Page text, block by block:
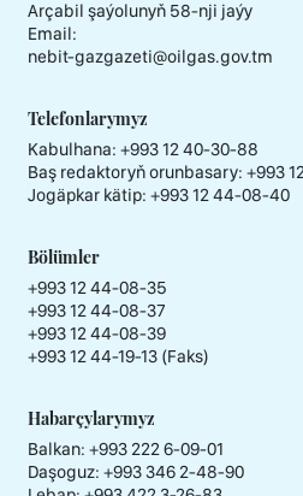
Arçabil şaýolunyň 58-nji jaýy
Email:
nebit-gazgazeti@oilgas.gov.tm
Telefonlarymyz
Kabulhana: +993 12 40-30-88
Baş redaktoryň orunbasary: +993
Jogäpkar kätip: +993 12 44-08-40
Bölümler
+993 12 44-08-35
+993 12 44-08-37
+993 12 44-08-39
+993 12 44-19-13 (Faks)
Habarçylarymyz
Balkan: +993 222 6-09-01
Daşoguz: +993 346 2-48-90